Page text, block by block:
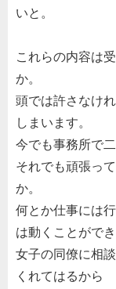
いと。
これらの内容は
か。
頭では許さなけ
しまいます。
今でも事務所で
それでも頑張っ
か。
何とか仕事には
は動くことがで
女子の同僚に相
くれてはるから